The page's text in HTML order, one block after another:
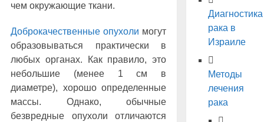
чем окружающие ткани.
Доброкачественные опухоли могут
образовываться практически в
любых органах. Как правило, это
небольшие (менее 1 см в
диаметре), хорошо определенные
массы. Однако, обычные
безвредные опухоли отличаются
Диагностика
рака в
Израиле
Методы
лечения
рака